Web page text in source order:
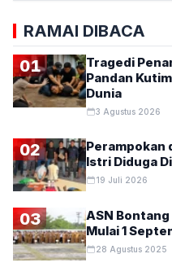
RAMAI DIBACA
01
Tragedi
Pandan
Dunia
3 Agustus 2026
02
Perampokan
Istri Diduga
19 Juli 2026
03
ASN
Mulai 1
28 Agustus 2025